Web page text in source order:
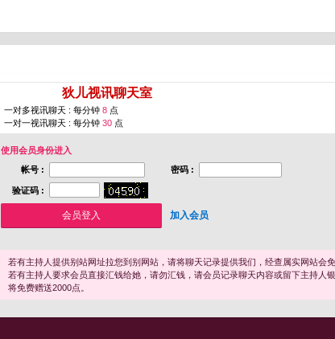
狄儿视讯聊天室
一对多视讯聊天 : 每分钟 8 点
一对一视讯聊天 : 每分钟 30 点
使用会员身份进入
帐号 :
密码 :
验证码 :
加入会员
若有主持人提供别站网址拉您到别网站，请将聊天记录提供我们，经查属实网站会免
若有主持人要求会员直接汇钱给她，请勿汇钱，请会员记录聊天内容或留下主持人
将免费赠送2000点。